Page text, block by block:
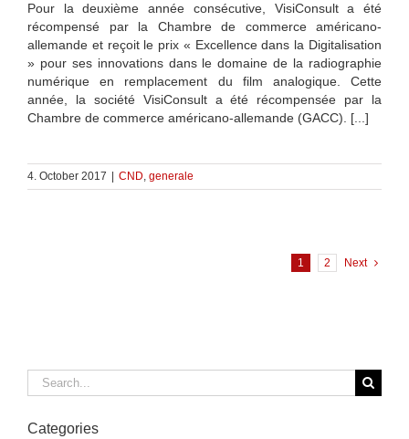
Pour la deuxième année consécutive, VisiConsult a été
récompensé par la Chambre de commerce américano-
allemande et reçoit le prix « Excellence dans la Digitalisation
» pour ses innovations dans le domaine de la radiographie
numérique en remplacement du film analogique. Cette
année, la société VisiConsult a été récompensée par la
Chambre de commerce américano-allemande (GACC). [...]
4. October 2017 CND, generale
1 2 Next
Search
for:
Categories